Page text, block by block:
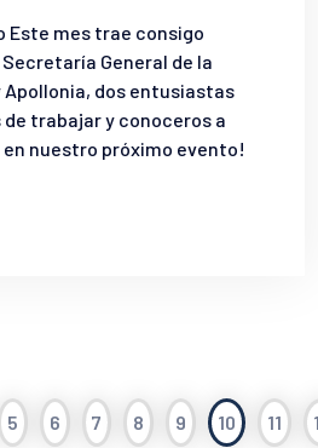
Este mes trae consigo
General de la
Apollonia, dos entusiastas
trabajar y conoceros a
en nuestro próximo evento!
5 6 7 8 9 10 11